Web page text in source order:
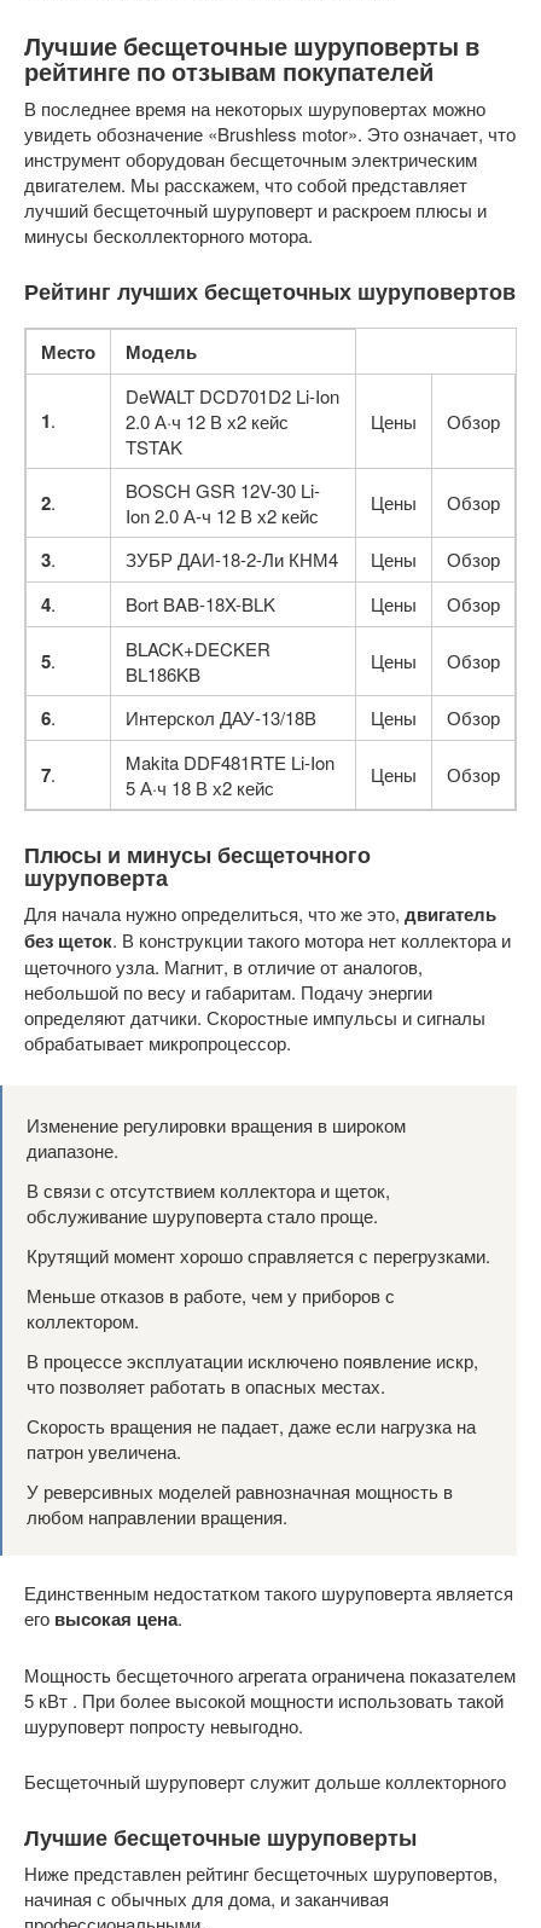
Лучшие бесщеточные шуруповерты в
рейтинге по отзывам покупателей
В последнее время на некоторых шуруповертах можно
увидеть обозначение «Brushless motor». Это означает, что
инструмент оборудован бесщеточным электрическим
двигателем. Мы расскажем, что собой представляет
лучший бесщеточный шуруповерт и раскроем плюсы и
минусы бесколлекторного мотора.
Рейтинг лучших бесщеточных шуруповертов
Место Модель
1.
DeWALT DCD701D2 Li-Ion
2.0 А·ч 12 В х2 кейс
TSTAK
Цены Обзор
2.
BOSCH GSR 12V-30 Li-
Ion 2.0 А-ч 12 В х2 кейс
Цены Обзор
3. ЗУБР ДАИ-18-2-Ли КНМ4 Цены Обзор
4. Bort BAB-18X-BLK Цены Обзор
5.
BLACK+DECKER
BL186KB
Цены Обзор
6. Интерскол ДАУ-13/18В Цены Обзор
7.
Makita DDF481RTE Li-Ion
5 А·ч 18 В х2 кейс
Цены Обзор
Плюсы и минусы бесщеточного
шуруповерта
Для начала нужно определиться, что же это, двигатель
без щеток. В конструкции такого мотора нет коллектора и
щеточного узла. Магнит, в отличие от аналогов,
небольшой по весу и габаритам. Подачу энергии
определяют датчики. Скоростные импульсы и сигналы
обрабатывает микропроцессор.
Изменение регулировки вращения в широком
диапазоне.
В связи с отсутствием коллектора и щеток,
обслуживание шуруповерта стало проще.
Крутящий момент хорошо справляется с перегрузками.
Меньше отказов в работе, чем у приборов с
коллектором.
В процессе эксплуатации исключено появление искр,
что позволяет работать в опасных местах.
Скорость вращения не падает, даже если нагрузка на
патрон увеличена.
У реверсивных моделей равнозначная мощность в
любом направлении вращения.
Единственным недостатком такого шуруповерта является
его высокая цена.
Мощность бесщеточного агрегата ограничена показателем
5 кВт . При более высокой мощности использовать такой
шуруповерт попросту невыгодно.
Бесщеточный шуруповерт служит дольше коллекторного
Лучшие бесщеточные шуруповерты
Ниже представлен рейтинг бесщеточных шуруповертов,
начиная с обычных для дома, и заканчивая